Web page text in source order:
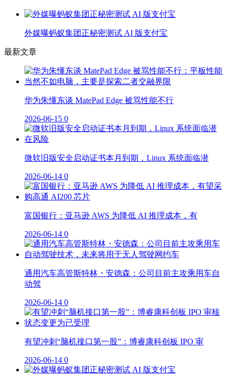
外媒曝蚂蚁集团正秘密测试 AI 版支付宝
最新文章
华为朱懂东谈 MatePad Edge 被骂性能不行
2026-06-15 0
微软旧版安全启动证书本月到期，Linux 系统面临潜
2026-06-14 0
富国银行：亚马逊 AWS 为降低 AI 推理成本，有
2026-06-14 0
通用汽车高管斯特林・安德森：公司目前主攻乘用车自
动驾
2026-06-14 0
有望冲刺“脑机接口第一股”：博睿康科创板 IPO 审
2026-06-14 0